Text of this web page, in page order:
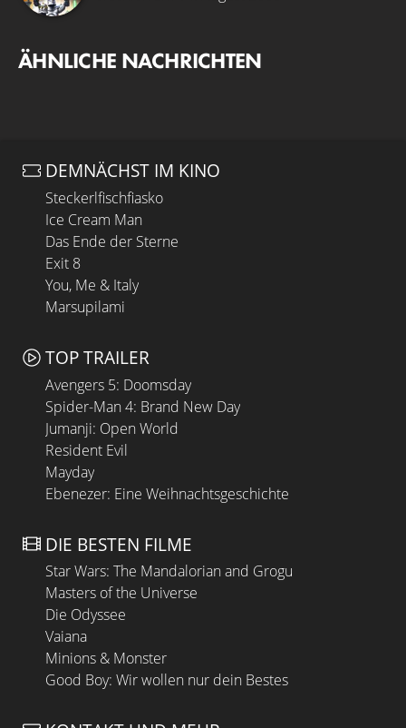
ÄHNLICHE NACHRICHTEN
DEMNÄCHST IM KINO
Steckerlfischfiasko
Ice Cream Man
Das Ende der Sterne
Exit 8
You, Me & Italy
Marsupilami
TOP TRAILER
Avengers 5: Doomsday
Spider-Man 4: Brand New Day
Jumanji: Open World
Resident Evil
Mayday
Ebenezer: Eine Weihnachtsgeschichte
DIE BESTEN FILME
Star Wars: The Mandalorian and Grogu
Masters of the Universe
Die Odyssee
Vaiana
Minions & Monster
Good Boy: Wir wollen nur dein Bestes